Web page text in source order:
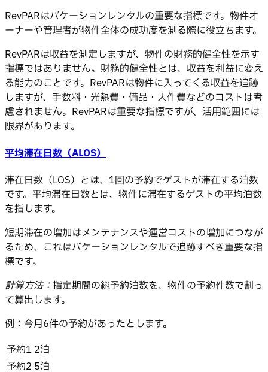
RevPARはバケーションレンタルの重要な指標です。物件オ
ーナーや管理者が物件全体の成功度を測る際に役立ちます。
RevPARは収益を測定しますが、物件の財務的健全性を示す
指標ではありません。財務的健全性とは、収益を利益に変え
る能力のことです。RevPARは物件に入ってくる収益を追跡
しますが、手数料・光熱費・備品・人件費などのコストは考
慮されません。RevPARは重要な指標ですが、活用範囲には
限界があります。
平均滞在日数（ALOS）
滞在日数（LOS）とは、1回の予約でゲストが滞在する泊数
です。平均滞在日数とは、物件に滞在するゲストの平均泊数
を指します。
短期滞在の増加はメンテナンスや運営コストの増加につなが
るため、これはバケーションレンタルで追跡すべき重要な指
標です。
計算方法：指定期間の総予約泊数を、物件の予約件数で割っ
て算出します。
例：今月6件の予約があったとします。
予約1 2泊
予約2 5泊